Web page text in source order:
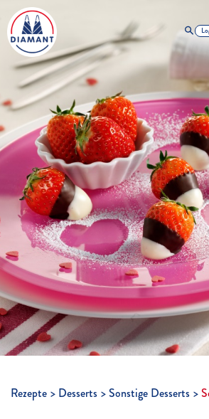
Rezepte Desserts Sonstige Desserts